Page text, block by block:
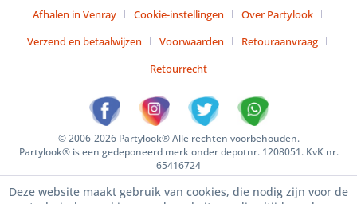
Afhalen in Venray Cookie-instellingen
Over Partylook
Verzend en betaalwijzen
Voorwaarden
Retouraanvraag
Retourrecht
© 2006-2026 Partylook® Alle rechten voorbehouden.
Partylook® is een gedeponeerd merk onder depotnr. 1208051. KvK nr.
65416724
Deze website maakt gebruik van cookies, die nodig zijn voor de